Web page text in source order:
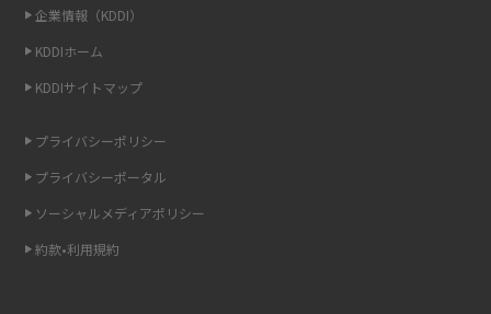
LINEの通知がこない時の原因と対処法9選！設定の確認手順も解説
スマホのウィジェットとは？iPhone・Androidの設定方法やおススメを紹
リプライ機能とは？LINE、X（旧Twitter）、Instagram、TikTokで送る方法
企業情報（KDDI）
KDDIホーム
KDDIサイトマップ
プライバシーポリシー
プライバシーポータル
ソーシャルメディアポリシー
約款•利用規約